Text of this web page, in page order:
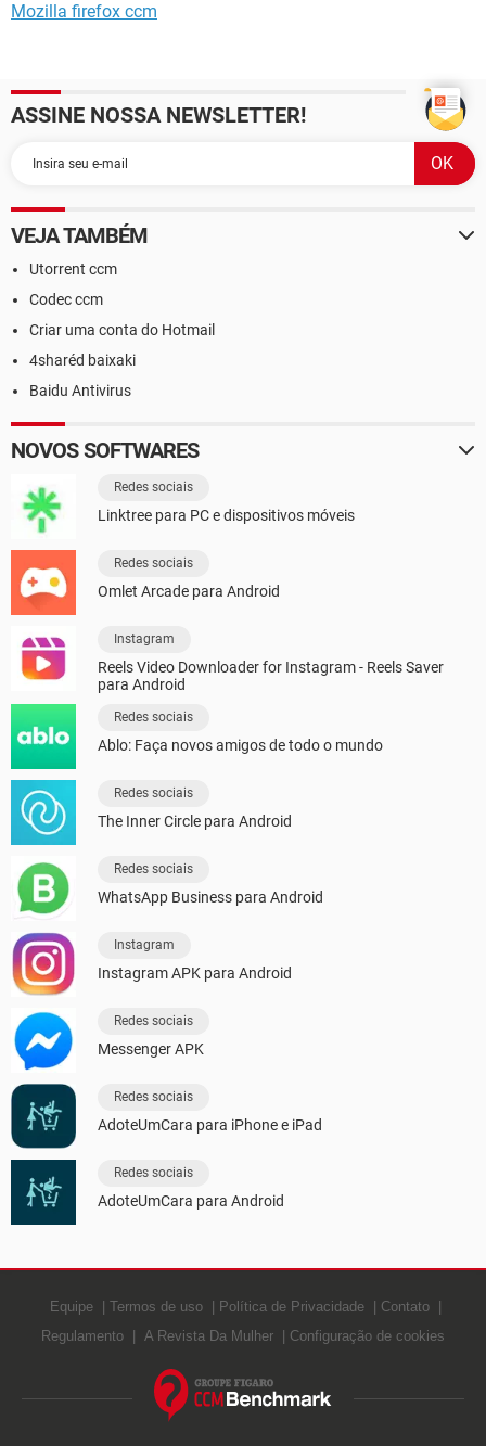
Mozilla firefox ccm
ASSINE NOSSA NEWSLETTER!
VEJA TAMBÉM
Utorrent ccm
Codec ccm
Criar uma conta do Hotmail
4sharéd baixaki
Baidu Antivirus
NOVOS SOFTWARES
Redes sociais
Linktree para PC e dispositivos móveis
Redes sociais
Omlet Arcade para Android
Instagram
Reels Video Downloader for Instagram - Reels Saver
para Android
Redes sociais
Ablo: Faça novos amigos de todo o mundo
Redes sociais
The Inner Circle para Android
Redes sociais
WhatsApp Business para Android
Instagram
Instagram APK para Android
Redes sociais
Messenger APK
Redes sociais
AdoteUmCara para iPhone e iPad
Redes sociais
AdoteUmCara para Android
Equipe Termos de uso Política de Privacidade
Contato
Regulamento
A Revista Da Mulher Configuração de cookies